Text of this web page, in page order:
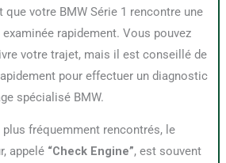
rapidement. Vous pouvez
votre trajet, mais il est conseillé de
pour effectuer un diagnostic
spécialisé BMW.
appelé “Check Engine”, est souvent